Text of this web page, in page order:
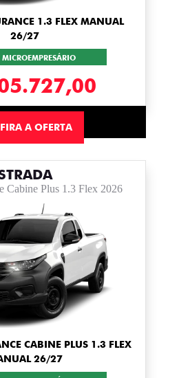
1.3 FLEX MANUAL
26/27
MICROEMPRESÁRIO
A OFERTA
Cabine Plus 1.3 Flex 2026
CABINE PLUS 1.3 FLEX
26/27